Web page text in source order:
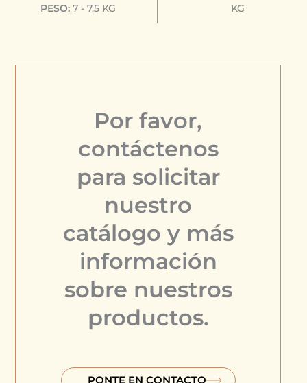
PESO:7 - 7.5 KG
KG
Por favor,
contáctenos
para solicitar
nuestro
catálogo y más
información
sobre nuestros
productos.
PONTE EN CONTACTO